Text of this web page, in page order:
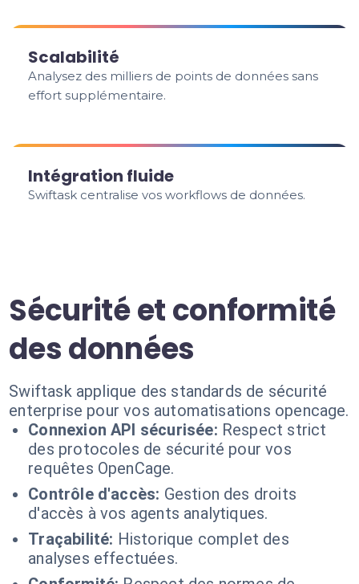
Scalabilité
Analysez des milliers de points de données sans
effort supplémentaire.
Intégration fluide
Swiftask centralise vos workflows de données.
Sécurité et conformité
des données
Swiftask applique des standards de sécurité
enterprise pour vos automatisations opencage.
Connexion API sécurisée: Respect strict
des protocoles de sécurité pour vos
requêtes OpenCage.
Contrôle d'accès: Gestion des droits
d'accès à vos agents analytiques.
Traçabilité: Historique complet des
analyses effectuées.